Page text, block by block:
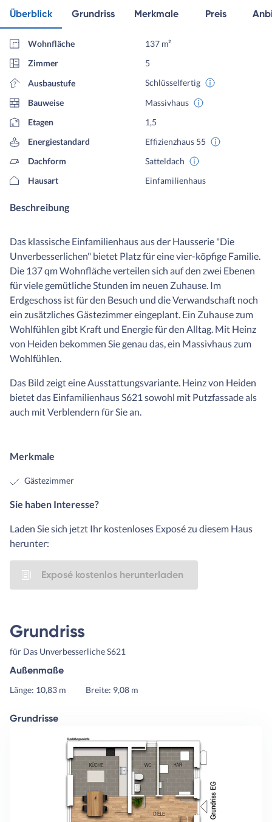
Überblick Grundriss Merkmale Preis
Wohnfläche
137 m²
Zimmer
5
Ausbaustufe
Schlüsselfertig
Bauweise
Massivhaus
Etagen
1,5
Energiestandard
Effizienzhaus 55
Dachform
Satteldach
Hausart
Einfamilienhaus
Beschreibung
Das klassische Einfamilienhaus aus der Hausserie "Die
Unverbesserlichen" bietet Platz für eine vier-köpfige Familie.
Die 137 qm Wohnfläche verteilen sich auf den zwei Ebenen
für viele gemütliche Stunden im neuen Zuhause. Im
Erdgeschoss ist für den Besuch und die Verwandschaft noch
ein zusätzliches Gästezimmer eingeplant. Ein Zuhause zum
Wohlfühlen gibt Kraft und Energie für den Alltag. Mit Heinz
von Heiden bekommen Sie genau das, ein Massivhaus zum
Wohlfühlen.
Das Bild zeigt eine Ausstattungsvariante. Heinz von Heiden
bietet das Einfamilienhaus S621 sowohl mit Putzfassade als
auch mit Verblendern für Sie an.
Merkmale
Gästezimmer
Sie haben Interesse?
Laden Sie sich jetzt Ihr kostenloses Exposé zu diesem Haus
herunter:
Exposé kostenlos herunterladen
Grundriss
für Das Unverbesserliche S621
Außenmaße
Länge: 10,83 m Breite: 9,08 m
Grundrisse